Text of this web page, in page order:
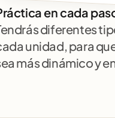
en cada
diferentes
unidad, para
más dinámico y